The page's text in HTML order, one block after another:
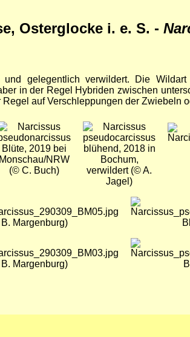
Osterglocke i. e. S. -
und gelegentlich verwildert. Die
in der Regel Hybriden zwischen
Regel auf Verschleppungen der Zwiebeln
Blüte, 2019 bei
Monschau/NRW
(© C. Buch)
Bild
blühend, 2018 in
Bochum,
verwildert (© A.
Jagel)
Bild
Margenburg)
Bild
Margenburg)
Bild